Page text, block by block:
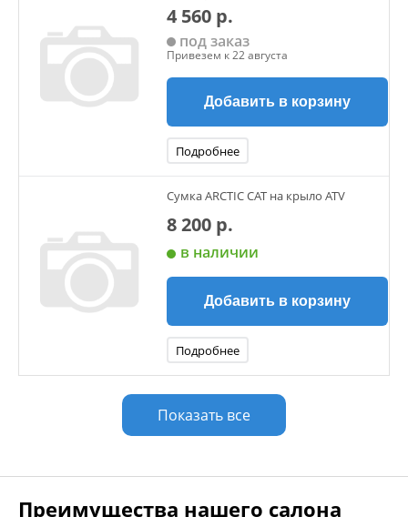
4 560 р.
под заказ
Привезем к 22 августа
Добавить в корзину
Подробнее
Сумка ARCTIC CAT на крыло ATV
8 200 р.
в наличии
Добавить в корзину
Подробнее
Показать все
Преимущества нашего салона